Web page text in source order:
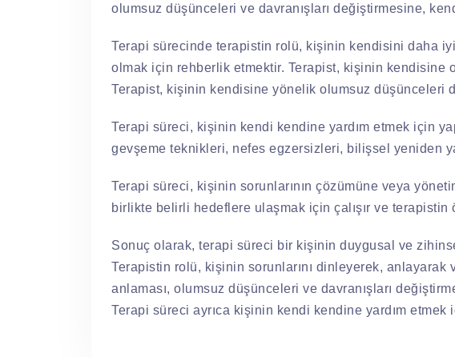
olumsuz düşünceleri ve davranışları değiştirmesine,
Terapi sürecinde terapistin rolü, kişinin kendisini daha
olmak için rehberlik etmektir. Terapist, kişinin kendisine
Terapist, kişinin kendisine yönelik olumsuz düşünceleri
Terapi süreci, kişinin kendi kendine yardım etmek için
gevşeme teknikleri, nefes egzersizleri, bilişsel yeniden
Terapi süreci, kişinin sorunlarının çözümüne veya
birlikte belirli hedeflere ulaşmak için çalışır ve
Sonuç olarak, terapi süreci bir kişinin duygusal ve
Terapistin rolü, kişinin sorunlarını dinleyerek,
anlaması, olumsuz düşünceleri ve davranışları
Terapi süreci ayrıca kişinin kendi kendine yardım